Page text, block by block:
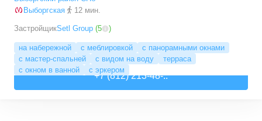
Выборгская
12 мин.
ЗастройщикSetl Group (5 )
на набережной с меблировкой
с панорамными окнами
с мастер-спальней
с видом на воду
терраса
с окном в ванной
с эркером
+7 (812) 213-48-..